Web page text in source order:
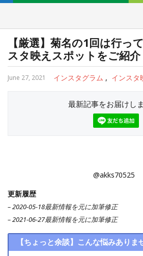
【厳選】菊名の1回は行っ
スタ映えスポットをご紹介
June 27, 2021 インスタグラム インスタ
最新記事をお届けし
@akks70525
更新履歴
– 2020-05-18最新情報を元に加筆修正
– 2021-06-27最新情報を元に加筆修正
【ちょっと余談】こんな悩みありま